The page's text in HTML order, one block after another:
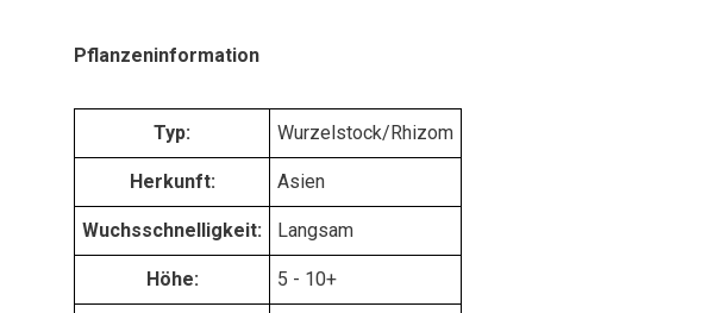
Pflanzeninformation
Typ: Wurzelstock/Rhizom
Herkunft: Asien
Wuchsschnelligkeit: Langsam
Höhe: 5 - 10+